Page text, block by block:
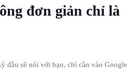
đơn giản chỉ là
đầu sẽ nói với bạn, chỉ cần vào Google